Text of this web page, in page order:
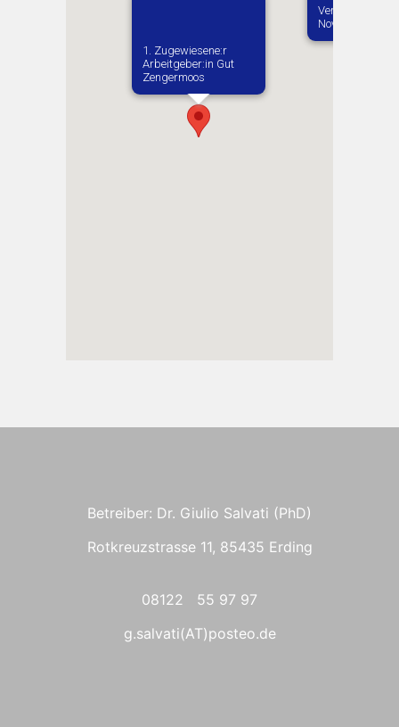
Vermutlich
Novaja Rudnya
1. Zugewiesene:r
Arbeitgeber:in​ Gut
Zengermoos
Betreiber: Dr. Giulio Salvati (PhD)
Rotkreuzstrasse 11, 85435 Erding
08122 55 97 97
g.salvati(AT)posteo.de